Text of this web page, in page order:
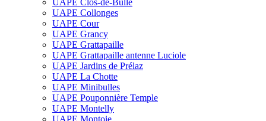
UAPE Collonges
UAPE Cour
UAPE Grancy
UAPE Grattapaille
UAPE Grattapaille antenne Luciole
UAPE Jardins de Prélaz
UAPE La Chotte
UAPE Minibulles
UAPE Pouponnière Temple
UAPE Montelly
UAPE Montoie